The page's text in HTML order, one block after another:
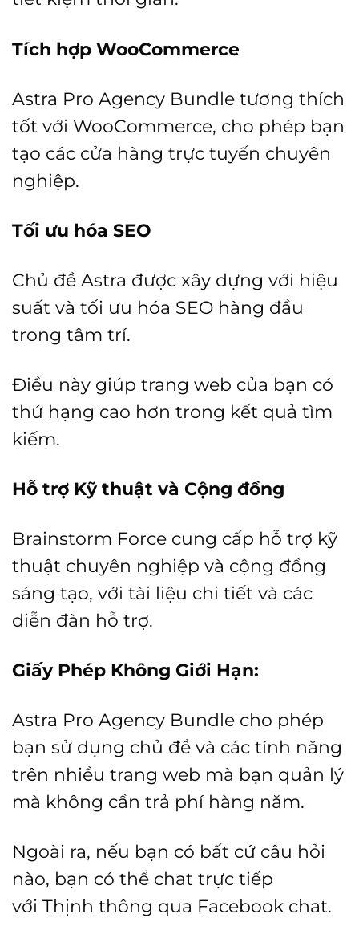
Tích hợp WooCommerce
Astra Pro Agency Bundle tương thích
tốt với WooCommerce, cho phép bạn
tạo các cửa hàng trực tuyến chuyên
nghiệp.
Tối ưu hóa SEO
Chủ đề Astra được xây dựng với hiệu
suất và tối ưu hóa SEO hàng đầu
trong tâm trí.
Điều này giúp trang web của bạn có
thứ hạng cao hơn trong kết quả tìm
kiếm.
Hỗ trợ Kỹ thuật và Cộng đồng
Brainstorm Force cung cấp hỗ trợ kỹ
thuật chuyên nghiệp và cộng đồng
sáng tạo, với tài liệu chi tiết và các
diễn đàn hỗ trợ.
Giấy Phép Không Giới Hạn:
Astra Pro Agency Bundle cho phép
bạn sử dụng chủ đề và các tính năng
trên nhiều trang web mà bạn quản lý
mà không cần trả phí hàng năm.
Ngoài ra, nếu bạn có bất cứ câu hỏi
nào, bạn có thể chat trực tiếp
với Thịnh thông qua Facebook chat.